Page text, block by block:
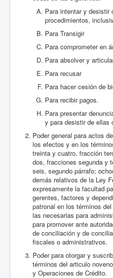
Para intentar y desistir
procedimientos,
Para Transigir
Para comprometer en
Para absolver y
Para recusar
Para hacer cesión de
Para recibir pagos.
Para presentar
y para desistir de ellas
Poder general para actos
los efectos y en los
treinta y cuatro, fracción
dos, fracciones segunda y
seis, segundo párrafo;
demás relativos de la Ley
expresamente la facultad
gerentes, factores y
patronal en los términos
las necesarias para
para promover ante
de conciliación y de
fiscales o administrativos.
Poder para otorgar y
términos del articulo
y Operaciones de Crédito.